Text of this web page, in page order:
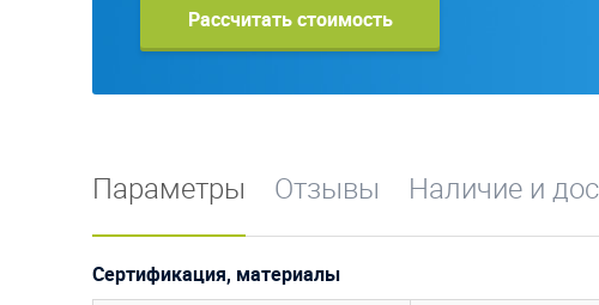
Рассчитать стоимость
Параметры Отзывы Наличие и
Сертификация, материалы